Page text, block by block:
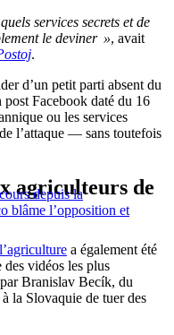
services secrets et de
le deviner », avait
.
d’un petit parti absent du
Facebook daté du 16
ou les services
l’attaque — sans toutefois
depuis la
blâme l’opposition et
agriculteurs de
a également été
vidéos les plus
Branislav Becík, du
la Slovaquie de tuer des